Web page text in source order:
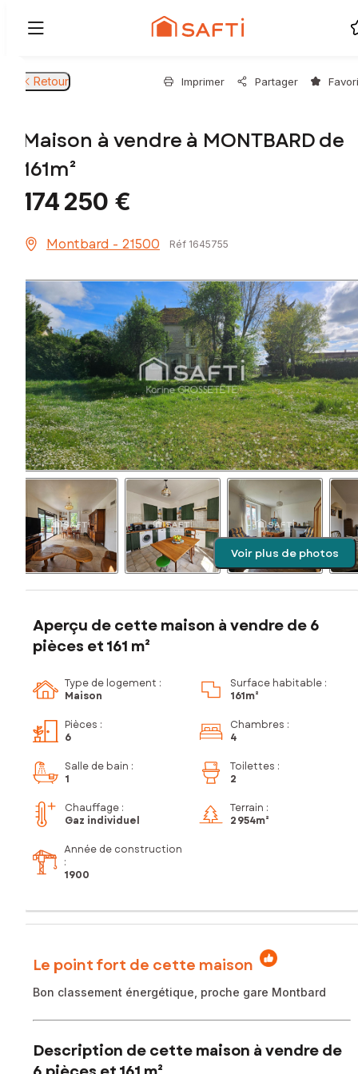
Retour Imprimer Partager
Maison à vendre à MONTBARD de
161m²
174 250 €
Montbard - 21500 Réf 1645755
Voir plus de photos
Aperçu de cette maison à vendre de 6
pièces et 161 m²
Type de logement :
Maison
Surface habitable :
161m²
Pièces :
6
Chambres :
4
Salle de bain :
1
Toilettes :
2
Chauffage :
Gaz individuel
Terrain :
2 954m²
Année de construction
:
1900
Le point fort de cette maison
Bon classement énergétique, proche gare Montbard
Description de cette maison à vendre de